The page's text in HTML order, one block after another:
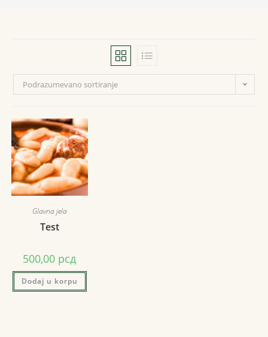
Podrazumevano sortiranje
Glavna jela
Test
500,00 рсд
Dodaj u korpu